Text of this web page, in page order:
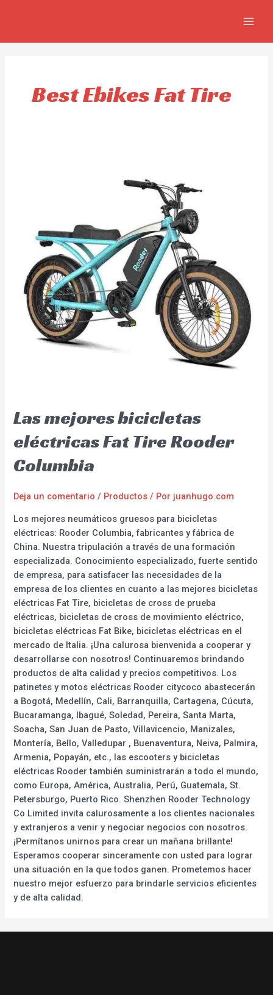
Best Ebikes Fat Tire
Las mejores bicicletas
eléctricas Fat Tire Rooder
Columbia
Deja un comentario / Productos / Por juanhugo.com
Los mejores neumáticos gruesos para bicicletas
eléctricas: Rooder Columbia, fabricantes y fábrica de
China. Nuestra tripulación a través de una formación
especializada. Conocimiento especializado, fuerte sentido
de empresa, para satisfacer las necesidades de la
empresa de los clientes en cuanto a las mejores bicicletas
eléctricas Fat Tire, bicicletas de cross de prueba
eléctricas, bicicletas de cross de movimiento eléctrico,
bicicletas eléctricas Fat Bike, bicicletas eléctricas en el
mercado de Italia. ¡Una calurosa bienvenida a cooperar y
desarrollarse con nosotros! Continuaremos brindando
productos de alta calidad y precios competitivos. Los
patinetes y motos eléctricas Rooder citycoco abastecerán
a Bogotá, Medellín, Cali, Barranquilla, Cartagena, Cúcuta,
Bucaramanga, Ibagué, Soledad, Pereira, Santa Marta,
Soacha, San Juan de Pasto, Villavicencio, Manizales,
Montería, Bello, Valledupar , Buenaventura, Neiva, Palmira,
Armenia, Popayán, etc., las escooters y bicicletas
eléctricas Rooder también suministrarán a todo el mundo,
como Europa, América, Australia, Perú, Guatemala, St.
Petersburgo, Puerto Rico. Shenzhen Rooder Technology
Co Limited invita calurosamente a los clientes nacionales
y extranjeros a venir y negociar negocios con nosotros.
¡Permítanos unirnos para crear un mañana brillante!
Esperamos cooperar sinceramente con usted para lograr
una situación en la que todos ganen. Prometemos hacer
nuestro mejor esfuerzo para brindarle servicios eficientes
y de alta calidad.